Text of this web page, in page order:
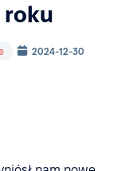
roku
2024-12-30